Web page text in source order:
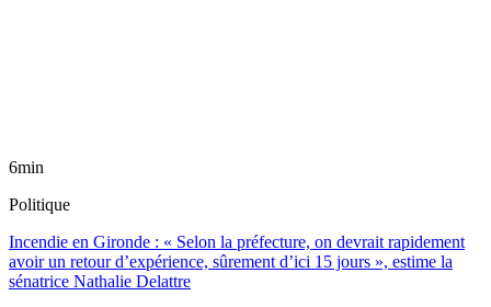
6min
Politique
Incendie en Gironde : « Selon la préfecture, on devrait rapidement
avoir un retour d’expérience, sûrement d’ici 15 jours », estime la
sénatrice Nathalie Delattre